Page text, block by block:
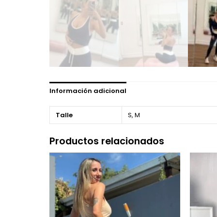
Información adicional
Talle S, M
Productos relacionados